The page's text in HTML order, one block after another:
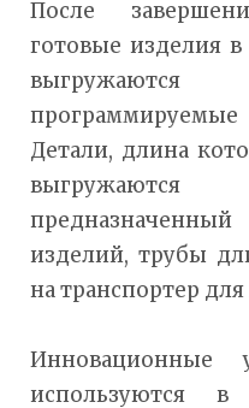
После
готовые изделия
Детали, длина
изделий, трубы
на транспортер
Инновационные
используются в